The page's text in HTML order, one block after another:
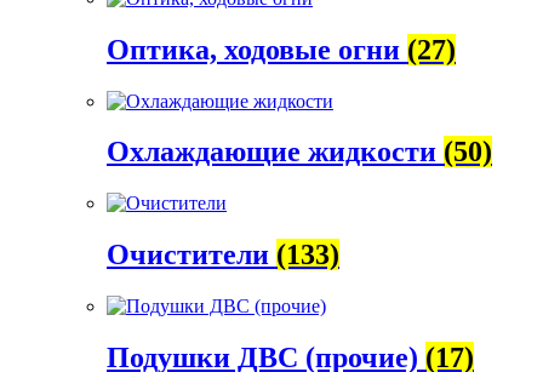
Оптика, ходовые огни (27)
Охлаждающие жидкости (50)
Очистители (133)
Подушки ДВС (прочие) (17)